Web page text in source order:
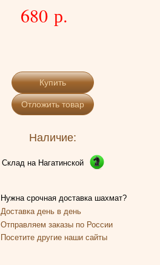
680 р.
Купить
Отложить товар
Наличие:
Склад на Нагатинской
Нужна срочная доставка шахмат?
Доставка день в день
Отправляем заказы по России
Посетите другие наши сайты